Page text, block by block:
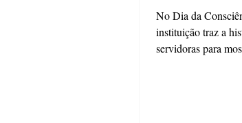
No Dia da
instituição traz a
servidoras para